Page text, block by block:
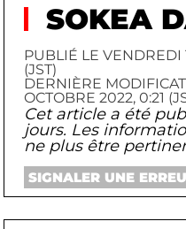
SOKEA
PUBLIÉ LE VENDREDI
(JST)
DERNIÈRE
OCTOBRE 2022, 0:21
Cet article a été
jours. Les
ne plus être
SIGNALER UNE